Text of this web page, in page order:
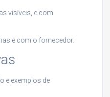
visíveis, e com
e com o fornecedor.
e exemplos de